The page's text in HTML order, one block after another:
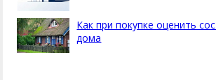
Как при покупке оценить
дома